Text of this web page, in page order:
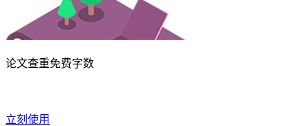
论文查重免费字数
立刻使用